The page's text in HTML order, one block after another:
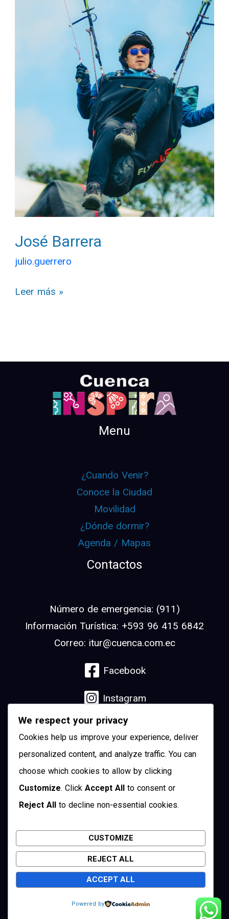
José Barrera
julio.guerrero
Leer más »
Menu
¿Cuando Venir?
Conoce la Ciudad
Movilidad
¿Dónde dormir?
Agenda / Mapas
Contactos
Número de emergencia: (911)
Información Turística: +593 96 415 6842
Correo: itur@cuenca.com.ec
Facebook
Instagram
Linkedin
YouTube
Twitter
Cuenca, Ecuador
We respect your privacy
Cookies help us improve your experience, deliver
personalized content, and analyze traffic. You can
choose which cookies to allow by clicking
Customize. Click Accept All
to consent or
Reject All
to decline non-essential cookies.
CUSTOMIZE
REJECT ALL
ACCEPT ALL
Powered by